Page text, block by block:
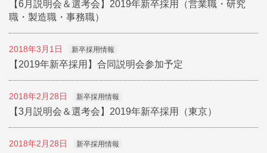
【6月説明会＆選考会】2019年新卒採用（営業職・研究
職・製造職・事務職）
2018年3月1日 新卒採用情報
【2019年新卒採用】合同説明会参加予定
2018年2月28日 新卒採用情報
【3月説明会＆選考会】2019年新卒採用（東京）
2018年2月28日 新卒採用情報